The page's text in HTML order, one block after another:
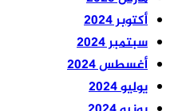
أكتوبر 2024
سبتمبر 2024
أغسطس 2024
يوليو 2024